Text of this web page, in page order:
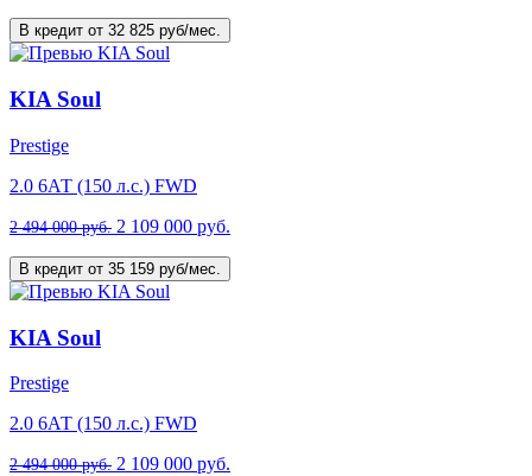
В кредит от 32 825 руб/мес.
KIA Soul
Prestige
2.0 6АТ (150 л.с.) FWD
2 494 000 руб. 2 109 000 руб.
В кредит от 35 159 руб/мес.
KIA Soul
Prestige
2.0 6АТ (150 л.с.) FWD
2 494 000 руб. 2 109 000 руб.